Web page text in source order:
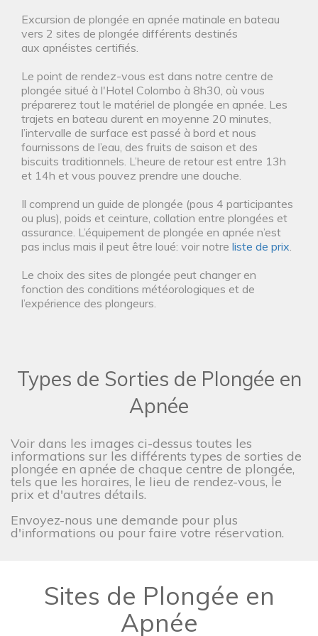
Excursion de plongée en apnée matinale en bateau
vers 2 sites de plongée différents destinés
aux apnéistes certifiés.
Le point de rendez-vous est dans notre centre de
plongée situé à l'Hotel Colombo à 8h30, où vous
préparerez tout le matériel de plongée en apnée. Les
trajets en bateau durent en moyenne 20 minutes,
l’intervalle de surface est passé à bord et nous
fournissons de l’eau, des fruits de saison et des
biscuits traditionnels. L’heure de retour est entre 13h
et 14h et vous pouvez prendre une douche.
Il comprend un guide de plongée (pous 4 participantes
ou plus), poids et ceinture, collation entre plongées et
assurance. L’équipement de plongée en apnée n’est
pas inclus mais il peut être loué: voir notre liste de prix.
Le choix des sites de plongée peut changer en
fonction des conditions météorologiques et de
l’expérience des plongeurs.
Types de Sorties de Plongée en
Apnée
Voir dans les images ci-dessus toutes les
informations sur les différents types de sorties de
plongée en apnée de chaque centre de plongée,
tels que les horaires, le lieu de rendez-vous, le
prix et d'autres détails.
Envoyez-nous une demande pour plus
d'informations ou pour faire votre réservation.
Sites de Plongée en
Apnée